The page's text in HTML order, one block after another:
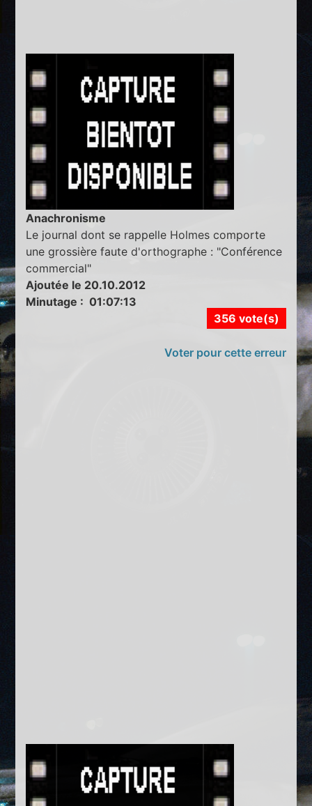
Anachronisme
Le journal dont se rappelle Holmes comporte
une grossière faute d'orthographe : "Conférence
commercial"
Ajoutée le 20.10.2012
Minutage : 01:07:13
356 vote(s)
Voter pour cette erreur